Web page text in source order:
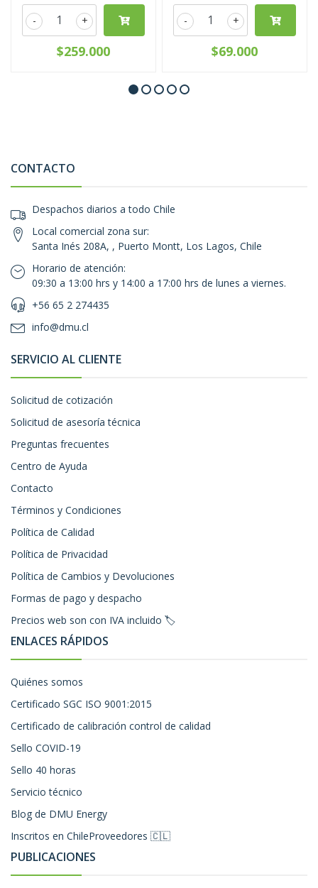
+
-
$259.000
+
-
$69.000
CONTACTO
Despachos diarios a todo Chile
Local comercial zona sur:
Santa Inés 208A, , Puerto Montt, Los Lagos, Chile
Horario de atención:
09:30 a 13:00 hrs y 14:00 a 17:00 hrs de lunes a viernes.
+56 65 2 274435
info@dmu.cl
SERVICIO AL CLIENTE
Solicitud de cotización
Solicitud de asesoría técnica
Preguntas frecuentes
Centro de Ayuda
Contacto
Términos y Condiciones
Política de Calidad
Política de Privacidad
Política de Cambios y Devoluciones
Formas de pago y despacho
Precios web son con IVA incluido 🏷️
ENLACES RÁPIDOS
Quiénes somos
Certificado SGC ISO 9001:2015
Certificado de calibración control de calidad
Sello COVID-19
Sello 40 horas
Servicio técnico
Blog de DMU Energy
Inscritos en ChileProveedores 🇨🇱
PUBLICACIONES